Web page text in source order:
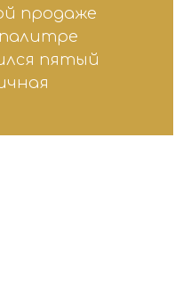
продаже
пятый